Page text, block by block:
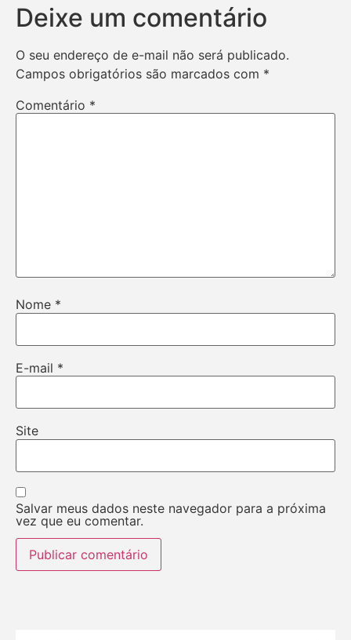
Deixe um comentário
O seu endereço de e-mail não será publicado.
Campos obrigatórios são marcados com *
Comentário *
Nome *
E-mail *
Site
Salvar meus dados neste navegador para a próxima
vez que eu comentar.